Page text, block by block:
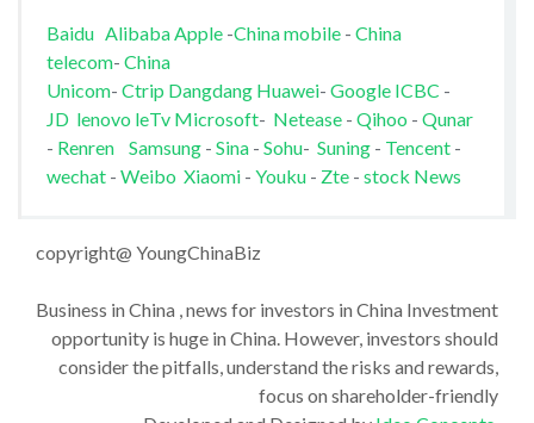
Baidu AlibabaApple-China mobile- China
telecom- China
Unicom- Ctrip Dangdang Huawei- Google ICBC -
JD lenovo leTv Microsoft- Netease- Qihoo - Qunar
- Renren Samsung- Sina- Sohu- Suning- Tencent-
wechat - Weibo Xiaomi- Youku - Zte- stock News
copyright@ YoungChinaBiz
Business in China , news for investors in China Investment
opportunity is huge in China. However, investors should
consider the pitfalls, understand the risks and rewards,
focus on shareholder-friendly